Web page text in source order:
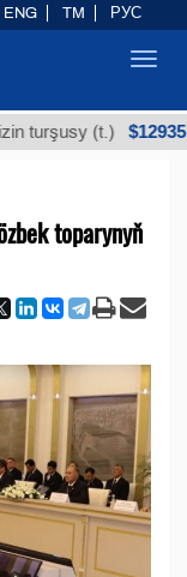
(t.) $12935,18
toparynyň
ENG TM РУС